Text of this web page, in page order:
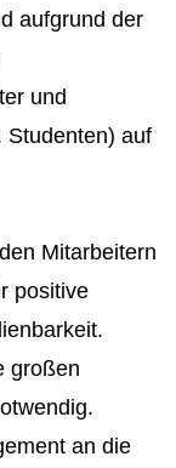
aufgrund der
und
Studenten) auf
Mitarbeitern
positive
großen
an die